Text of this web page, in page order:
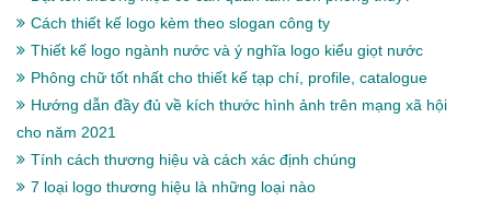
Cách thiết kế logo kèm theo slogan công ty
Thiết kế logo ngành nước và ý nghĩa logo kiểu giọt nước
Phông chữ tốt nhất cho thiết kế tạp chí, profile, catalogue
Hướng dẫn đầy đủ về kích thước hình ảnh trên mạng xã hội
cho năm 2021
Tính cách thương hiệu và cách xác định chúng
7 loại logo thương hiệu là những loại nào